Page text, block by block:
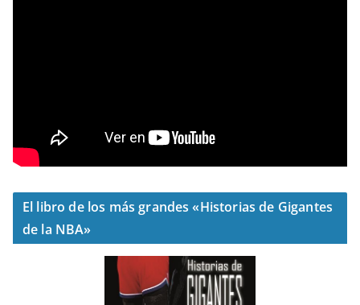
El libro de los más grandes «Historias de Gigantes
de la NBA»